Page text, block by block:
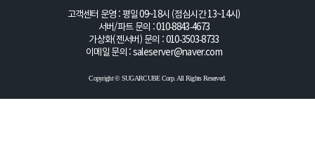
고객센터 운영 : 평일 09~18시 (점심시간 13~14시)
서버/파트 문의 :010-8843-4673
가상화(젠서버) 문의 : 010-3503-8733
이메일 문의 : saleserver@naver.com
Copyright © SUGARCUBE Corp. All Rights Reserved.